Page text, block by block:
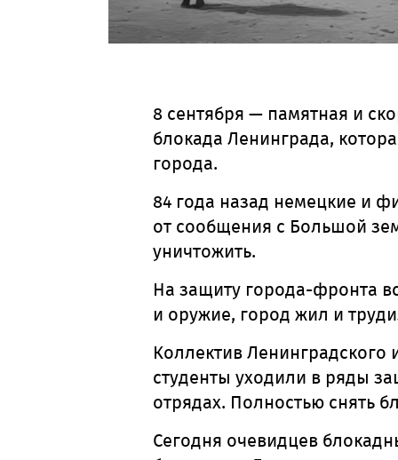
8 сентября — памятная и
блокада Ленинграда,
города.
84 года назад немецкие и
от сообщения с Большой
уничтожить.
На защиту города-фронта
и оружие, город жил и
Коллектив Ленинградского
студенты уходили в ряды
отрядах. Полностью снять
Сегодня очевидцев